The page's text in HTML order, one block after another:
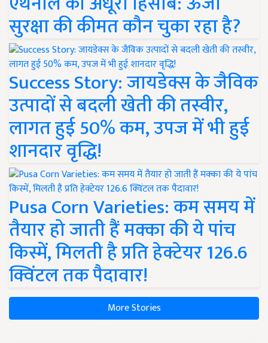
सुरक्षा की कीमत कौन चुका रहा है?
Success Story: जायडेक्स के जैविक
उत्पादों से बदली खेती की तस्वीर,
लागत हुई 50% कम, उपज में भी हुई
शानदार वृद्धि!
Pusa Corn Varieties: कम समय में
तैयार हो जाती हैं मक्का की ये पांच
किस्में, मिलती है प्रति हेक्टेयर 126.6
क्विंटल तक पैदावार!
More Stories